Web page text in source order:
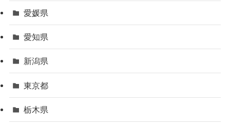
愛媛県
愛知県
新潟県
東京都
栃木県